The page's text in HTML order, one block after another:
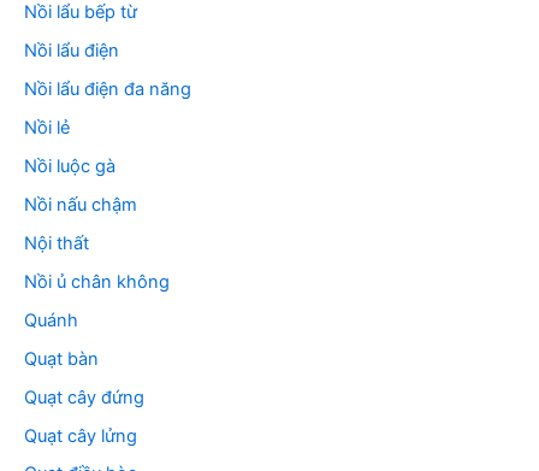
Nồi lẩu bếp từ
Nồi lẩu điện
Nồi lẩu điện đa năng
Nồi lẻ
Nồi luộc gà
Nồi nấu chậm
Nội thất
Nồi ủ chân không
Quánh
Quạt bàn
Quạt cây đứng
Quạt cây lửng